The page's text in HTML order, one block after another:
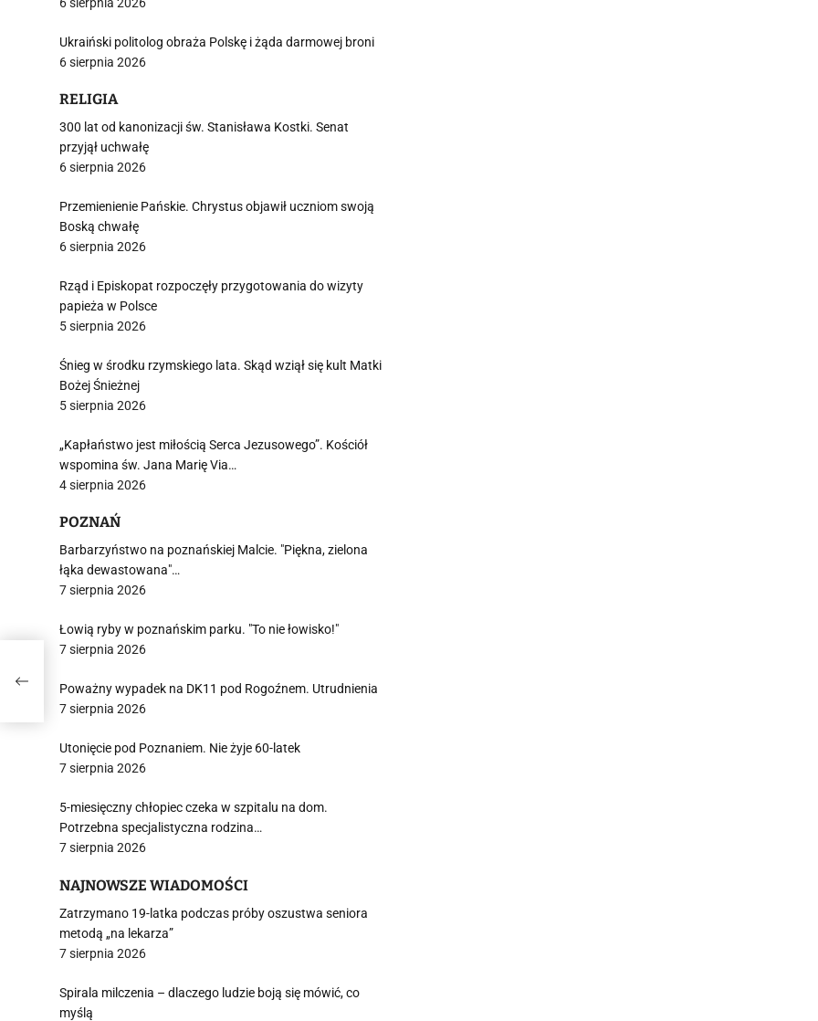
Ukraiński politolog obraża Polskę i żąda darmowej broni
6 sierpnia 2026
RELIGIA
300 lat od kanonizacji św. Stanisława Kostki. Senat
przyjął uchwałę
6 sierpnia 2026
Przemienienie Pańskie. Chrystus objawił uczniom swoją
Boską chwałę
6 sierpnia 2026
Rząd i Episkopat rozpoczęły przygotowania do wizyty
papieża w Polsce
5 sierpnia 2026
Śnieg w środku rzymskiego lata. Skąd wziął się kult Matki
Bożej Śnieżnej
5 sierpnia 2026
„Kapłaństwo jest miłością Serca Jezusowego”. Kościół
wspomina św. Jana Marię Via…
4 sierpnia 2026
POZNAŃ
Barbarzyństwo na poznańskiej Malcie. "Piękna, zielona
łąka dewastowana"…
7 sierpnia 2026
Łowią ryby w poznańskim parku. "To nie łowisko!"
7 sierpnia 2026
Poważny wypadek na DK11 pod Rogoźnem. Utrudnienia
7 sierpnia 2026
Utonięcie pod Poznaniem. Nie żyje 60-latek
7 sierpnia 2026
5-miesięczny chłopiec czeka w szpitalu na dom.
Potrzebna specjalistyczna rodzina…
7 sierpnia 2026
NAJNOWSZE WIADOMOŚCI
Zatrzymano 19-latka podczas próby oszustwa seniora
metodą „na lekarza”
7 sierpnia 2026
Spirala milczenia – dlaczego ludzie boją się mówić, co
myślą